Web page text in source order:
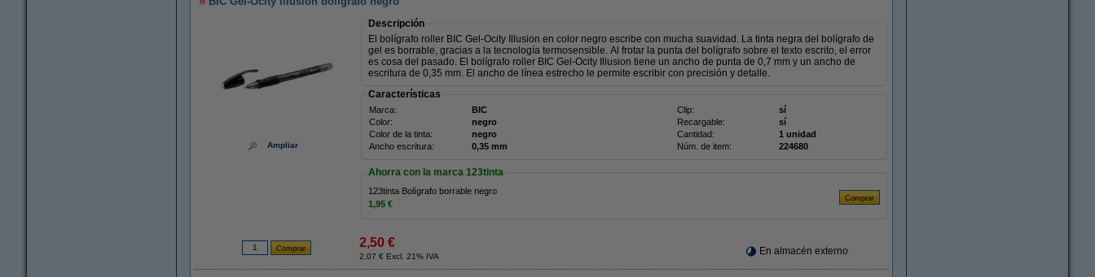
Ampliar
Descripción
El bolígrafo roller BIC Gel-Ocity Illusion en color negro escribe con mucha suavidad. La tinta negra del bolígrafo de
gel es borrable, gracias a la tecnología termosensible. Al frotar la punta del bolígrafo sobre el texto escrito, el error
es cosa del pasado. El bolígrafo roller BIC Gel-Ocity Illusion tiene un ancho de punta de 0,7 mm y un ancho de
escritura de 0,35 mm. El ancho de línea estrecho le permite escribir con precisión y detalle.
Características
Marca: BIC Clip:
sí
Color:
negro Recargable:
sí
Color de la tinta:
negro Cantidad:
1 unidad
Ancho escritura:
0,35 mm Núm. de item: 224680
Ahorra con la marca 123tinta
123tinta Bolígrafo borrable negro
1,95 €
2,50 €
2,07 € Excl. 21% IVA En almacén externo